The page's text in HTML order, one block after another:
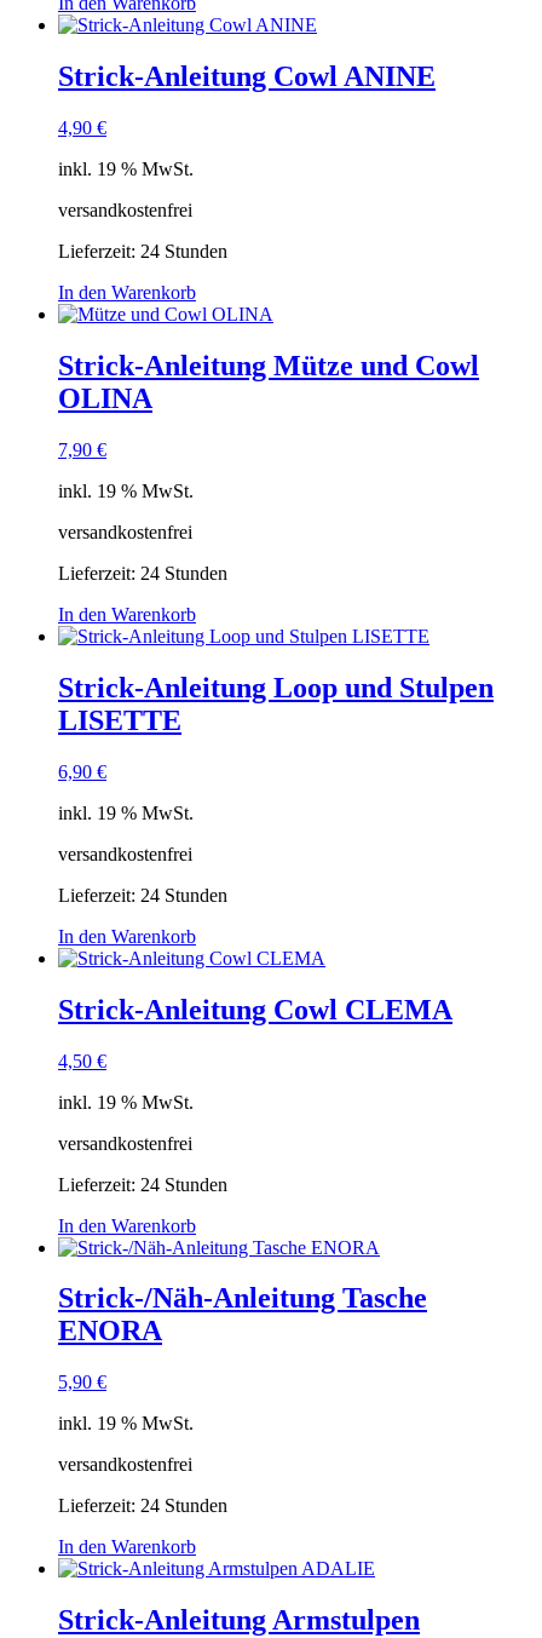
Strick-Anleitung Cowl ANINE
4,90 €
inkl. 19 % MwSt.
versandkostenfrei
Lieferzeit: 24 Stunden
In den Warenkorb
Strick-Anleitung Mütze und Cowl
OLINA
7,90 €
inkl. 19 % MwSt.
versandkostenfrei
Lieferzeit: 24 Stunden
In den Warenkorb
Strick-Anleitung Loop und Stulpen
LISETTE
6,90 €
inkl. 19 % MwSt.
versandkostenfrei
Lieferzeit: 24 Stunden
In den Warenkorb
Strick-Anleitung Cowl CLEMA
4,50 €
inkl. 19 % MwSt.
versandkostenfrei
Lieferzeit: 24 Stunden
In den Warenkorb
Strick-/Näh-Anleitung Tasche
ENORA
5,90 €
inkl. 19 % MwSt.
versandkostenfrei
Lieferzeit: 24 Stunden
In den Warenkorb
Strick-Anleitung Armstulpen